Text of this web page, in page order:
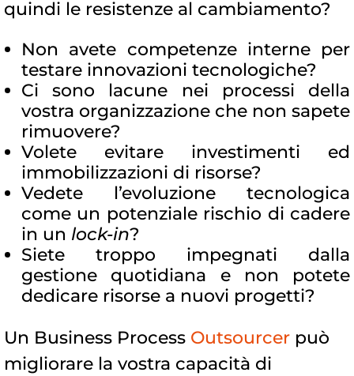
quindi le resistenze al cambiamento?
Non avete competenze interne per
testare innovazioni tecnologiche?
Ci sono lacune nei processi della
vostra organizzazione che non sapete
rimuovere?
Volete evitare investimenti ed
immobilizzazioni di risorse?
Vedete l’evoluzione tecnologica
come un potenziale rischio di cadere
in un lock-in?
Siete troppo impegnati dalla
gestione quotidiana e non potete
dedicare risorse a nuovi progetti?
Un Business Process Outsourcer può
migliorare la vostra capacità di